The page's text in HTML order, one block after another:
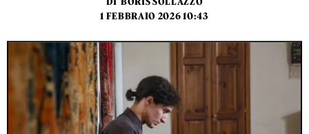
1 FEBBRAIO 2026 10:43